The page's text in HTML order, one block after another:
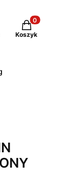
Produkty w
Koszyk